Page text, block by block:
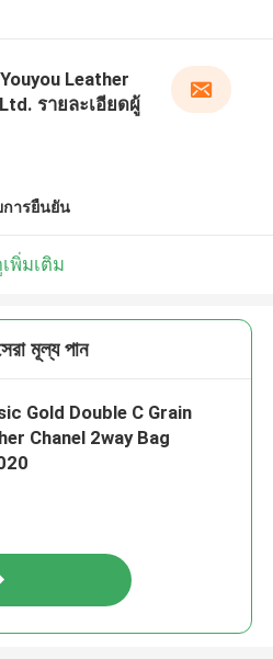
Leather
รายละเอียดผู้
การยืนยัน
พิ่มเติม
মূল্য পান
Gold Double C Grain
Chanel 2way Bag